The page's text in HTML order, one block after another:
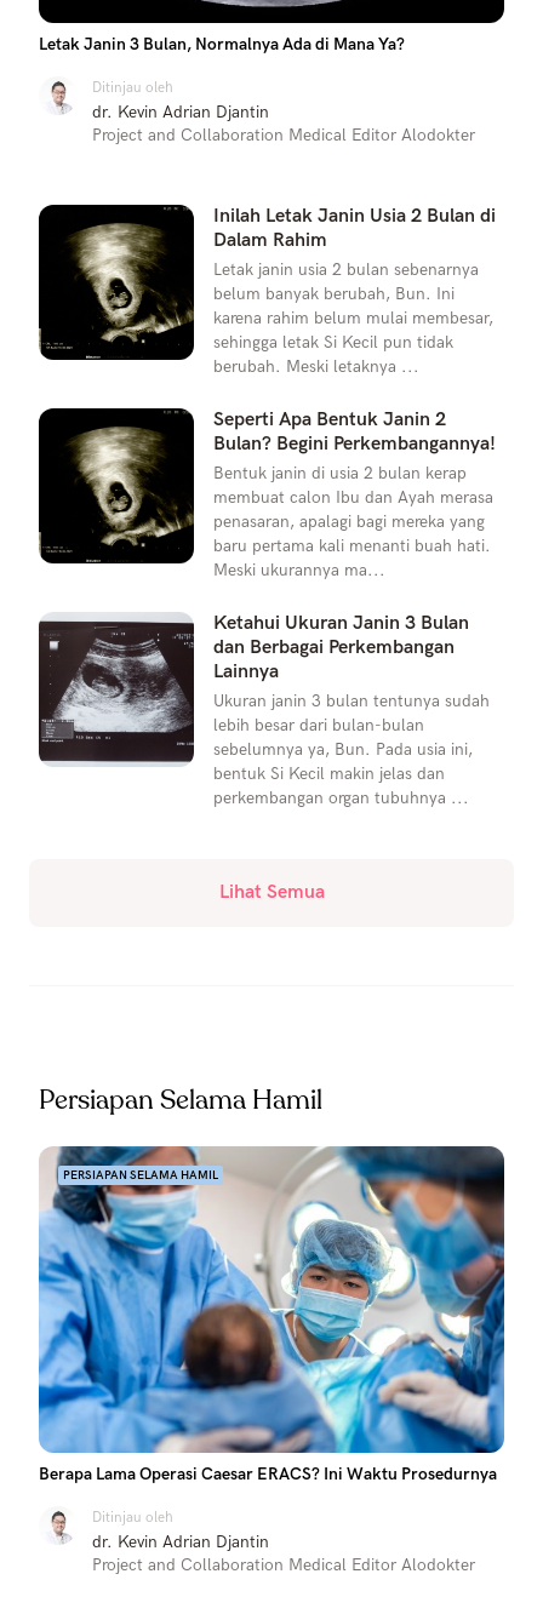
Letak Janin 3 Bulan, Normalnya Ada di Mana Ya?
Ditinjau oleh
dr. Kevin Adrian Djantin
Project and Collaboration Medical Editor Alodokter
Inilah Letak Janin Usia 2 Bulan di
Dalam Rahim
Letak janin usia 2 bulan sebenarnya
belum banyak berubah, Bun. Ini
karena rahim belum mulai membesar,
sehingga letak Si Kecil pun tidak
berubah. Meski letaknya ...
Seperti Apa Bentuk Janin 2
Bulan? Begini Perkembangannya!
Bentuk janin di usia 2 bulan kerap
membuat calon Ibu dan Ayah merasa
penasaran, apalagi bagi mereka yang
baru pertama kali menanti buah hati.
Meski ukurannya ma...
Ketahui Ukuran Janin 3 Bulan
dan Berbagai Perkembangan
Lainnya
Ukuran janin 3 bulan tentunya sudah
lebih besar dari bulan-bulan
sebelumnya ya, Bun. Pada usia ini,
bentuk Si Kecil makin jelas dan
perkembangan organ tubuhnya ...
Lihat Semua
Persiapan Selama Hamil
PERSIAPAN SELAMA HAMIL
Berapa Lama Operasi Caesar ERACS? Ini Waktu Prosedurnya
Ditinjau oleh
dr. Kevin Adrian Djantin
Project and Collaboration Medical Editor Alodokter